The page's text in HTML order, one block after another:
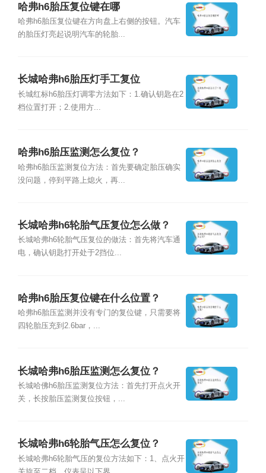
哈弗h6胎压复位键在哪
哈弗h6胎压复位键在方向盘上右侧的按钮。汽车
的胎压灯亮起说明汽车的轮胎...
长城哈弗h6胎压灯手工复位
长城红标h6胎压灯调零方法如下：1.确认钥匙在2
档位置打开；2.使用方...
哈弗h6胎压监测怎么复位？
哈弗h6胎压监测复位方法：首先要确定胎压确实
没问题，停到平路上熄火，再...
长城哈弗h6轮胎气压复位怎么做？
长城哈弗h6轮胎气压复位的做法：首先将汽车通
电，确认钥匙打开处于2挡位...
哈弗h6胎压复位键在什么位置？
哈弗h6胎压监测并没有专门的复位键，只需要将
四轮胎压充到2.6bar，...
长城哈弗h6胎压监测怎么复位？
长城哈佛h6胎压监测复位方法：首先打开点火开
关，长按胎压监测复位按钮，...
长城哈弗h6轮胎气压怎么复位？
长城哈弗h6轮胎气压的复位方法如下：1、点火开